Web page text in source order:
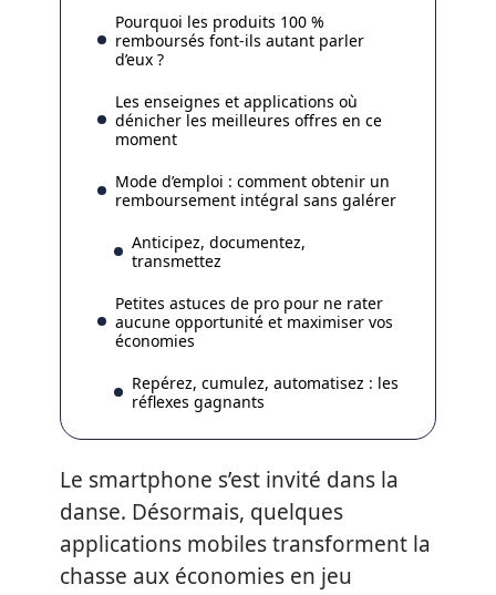
Pourquoi les produits 100 %
remboursés font-ils autant parler
d’eux ?
Les enseignes et applications où
dénicher les meilleures offres en ce
moment
Mode d’emploi : comment obtenir un
remboursement intégral sans galérer
Anticipez, documentez,
transmettez
Petites astuces de pro pour ne rater
aucune opportunité et maximiser vos
économies
Repérez, cumulez, automatisez : les
réflexes gagnants
Le smartphone s’est invité dans la
danse. Désormais, quelques
applications mobiles transforment la
chasse aux économies en jeu